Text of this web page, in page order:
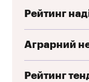
Рейтинг
Аграрний
Рейтинг